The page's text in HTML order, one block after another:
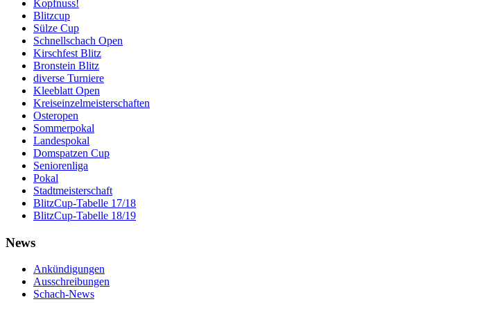
Kopfnuss!
Blitzcup
Sülze Cup
Schnellschach Open
Kirschfest Blitz
Bronstein Blitz
diverse Turniere
Kleeblatt Open
Kreiseinzelmeisterschaften
Osteropen
Sommerpokal
Landespokal
Domspatzen Cup
Seniorenliga
Pokal
Stadtmeisterschaft
BlitzCup-Tabelle 17/18
BlitzCup-Tabelle 18/19
News
Ankündigungen
Ausschreibungen
Schach-News